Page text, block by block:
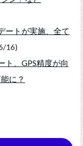
ートが実施、全て
16)
ト、GPS精度が向
に？